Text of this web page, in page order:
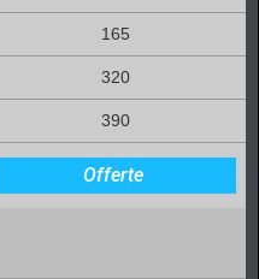
165
320
390
Offerte